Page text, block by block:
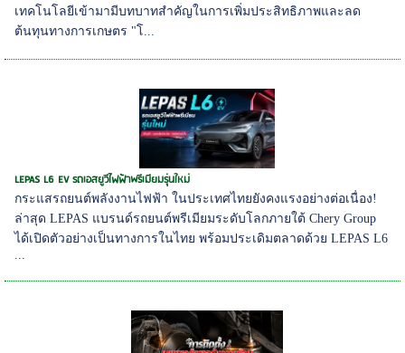
เทคโนโลยีเข้ามามีบทบาทสำคัญในการเพิ่มประสิทธิภาพและลด
ต้นทุนทางการเกษตร "โ...
LEPAS L6 EV รถเอสยูวีไฟฟ้าพรีเมียมรุ่นใหม่
กระแสรถยนต์พลังงานไฟฟ้า ในประเทศไทยยังคงแรงอย่างต่อเนื่อง!
ล่าสุด LEPAS แบรนด์รถยนต์พรีเมียมระดับโลกภายใต้ Chery Group
ได้เปิดตัวอย่างเป็นทางการในไทย พร้อมประเดิมตลาดด้วย LEPAS L6
...